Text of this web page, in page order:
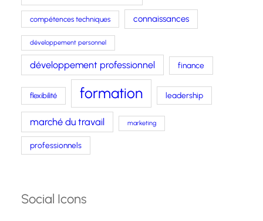
compétences techniques connaissances
développement personnel
développement professionnel finance
flexibilité formation leadership
marché du travail marketing
professionnels
Social Icons